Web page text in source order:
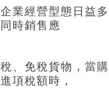
企業經營型態日益
同時銷售應
稅、免稅貨物，當
進項稅額時，